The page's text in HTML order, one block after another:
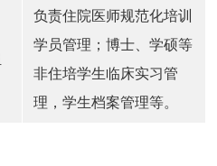
负责住院医师规范化培训
学员管理；博士、学硕等
非住培学生临床实习管
理，学生档案管理等。